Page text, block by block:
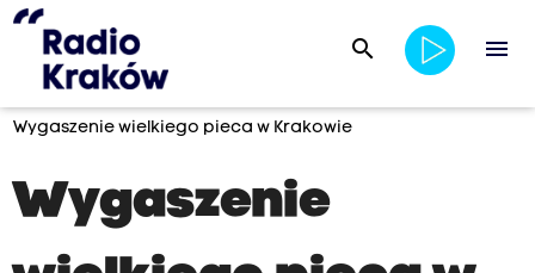
search menu
Wygaszenie wielkiego pieca w Krakowie
Wygaszenie